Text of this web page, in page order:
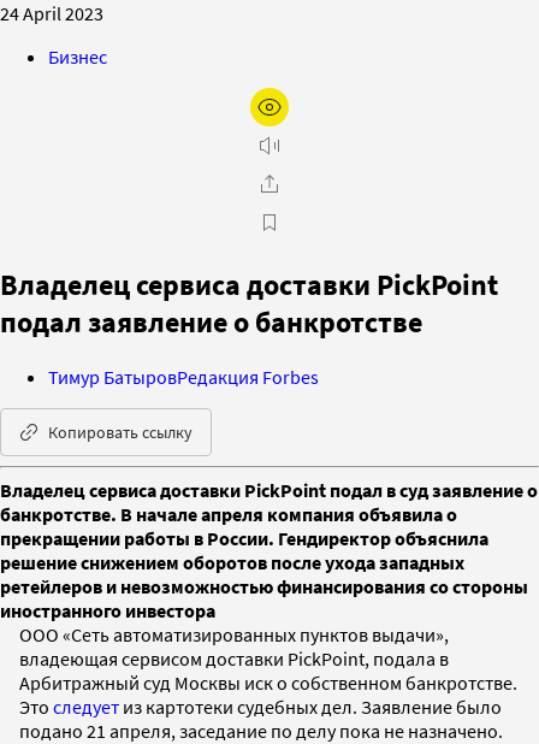
24 April 2023
Бизнес
Владелец сервиса доставки PickPoint
подал заявление о банкротстве
Тимур БатыровРедакция Forbes
Копировать ссылку
Владелец сервиса доставки PickPoint подал в суд заявление о
банкротстве. В начале апреля компания объявила о
прекращении работы в России. Гендиректор объяснила
решение снижением оборотов после ухода западных
ретейлеров и невозможностью финансирования со стороны
иностранного инвестора
ООО «Сеть автоматизированных пунктов выдачи»,
владеющая сервисом доставки PickPoint, подала в
Арбитражный суд Москвы иск о собственном банкротстве.
Это следует из картотеки судебных дел. Заявление было
подано 21 апреля, заседание по делу пока не назначено.